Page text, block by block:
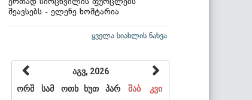
შეავსებს - ელენე ხოშტარია
ყველა სიახლის ნახვა
აგვ, 2026
ორშ
სამ ოთხ ხუთ პარ შაბ
კვი